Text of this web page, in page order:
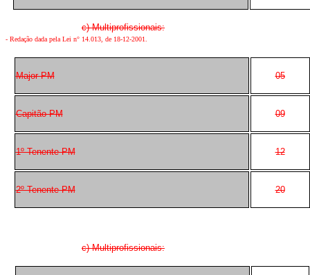
c) Multiprofissionais:
- Redação dada pela Lei n° 14.013, de 18-12-2001.
Major PM 05
Capitão PM 09
1º Tenente PM 12
2º Tenente PM 20
c) Multiprofissionais: